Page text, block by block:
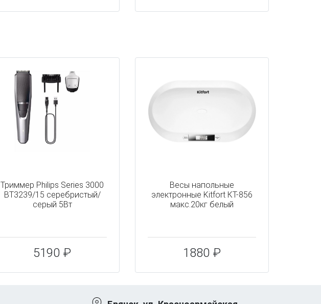
Триммер Philips Series 3000
BT3239/15 серебристый/
серый 5Вт
5190 ₽
Весы напольные
электронные Kitfort КТ-856
макс.20кг белый
1880 ₽